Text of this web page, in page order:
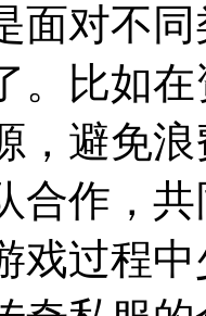
面对不
。比如
，避免
合作，
戏过程